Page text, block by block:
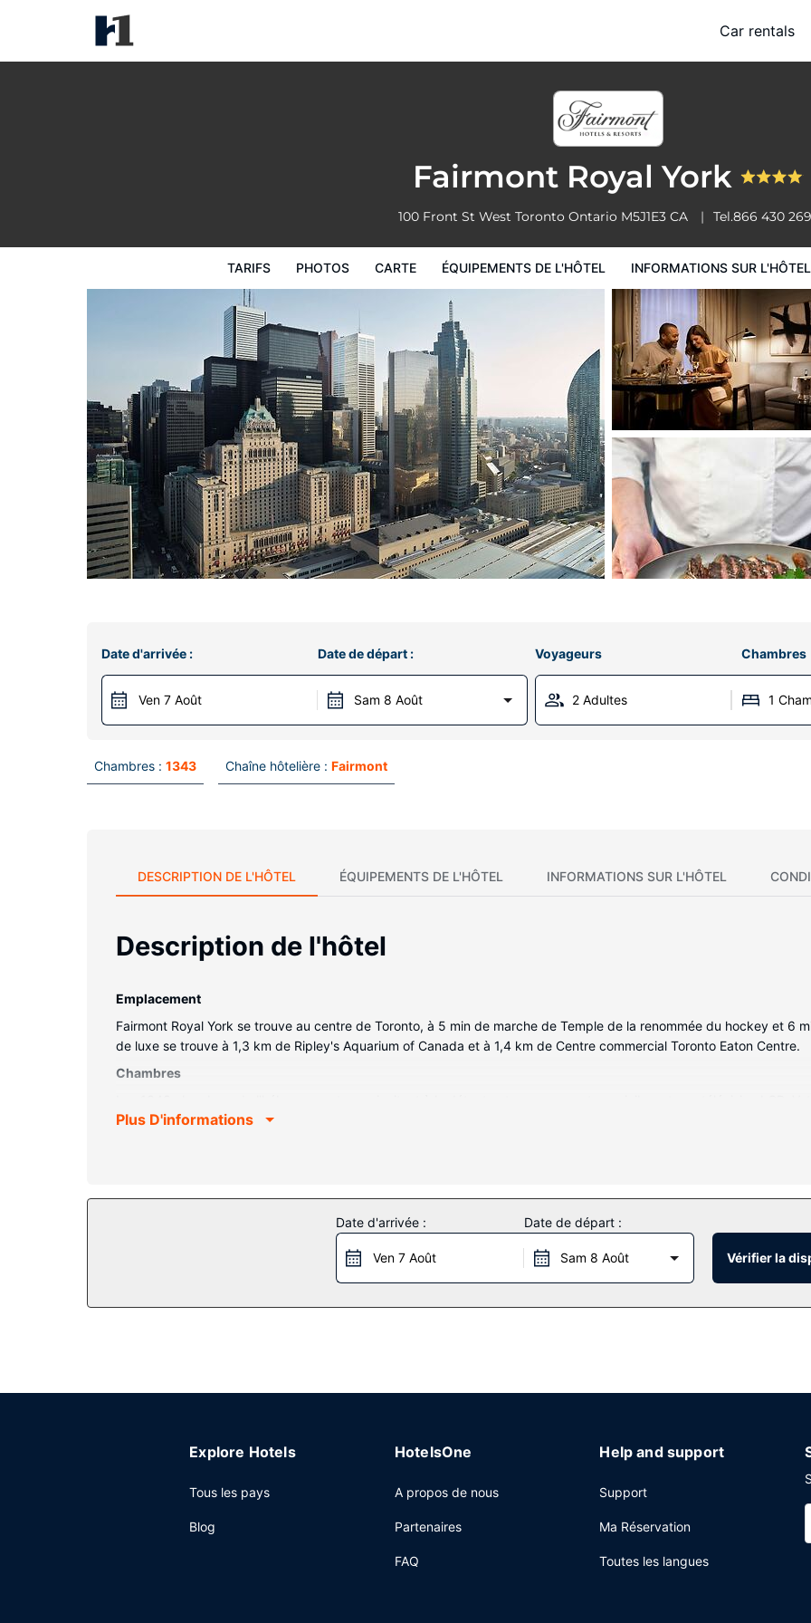
Car rentals
Fairmont Royal York
100 Front St West Toronto Ontario M5J1E3 CA Tel.866 430
TARIFS PHOTOS CARTE ÉQUIPEMENTS DE L'HÔTEL INFORMATIONS SUR L'HÔTEL
Conditions de l'hôtel
Date d'arrivée :
Ven 7 Août
Date de départ :
Sam 8 Août
Voyageurs Chambres
2 Adultes 1
Chambres : 1343 Chaîne hôtelière : Fairmont
DESCRIPTION DE L'HÔTEL ÉQUIPEMENTS DE L'HÔTEL INFORMATIONS SUR L'HÔTEL
Description de l'hôtel
Emplacement
Fairmont Royal York se trouve au centre de Toronto, à 5 min de marche de Temple de la renommée du hockey et 6
de luxe se trouve à 1,3 km de Ripley's Aquarium of Canada et à 1,4 km de Centre commercial Toronto Eaton Centre.
Chambres
préparé avec de la literie de qualité supérieure. Des chaînes numériques et une console de jeux vidéo sont à
Vous apprécierez sans aucun doute les nombreuses infrastructures de loisirs de l'hébergement qui incluent
couverte et un sauna. Parmi les services et équipements offerts par cet hôtel vous trouvez également l'accès Wi-Fi
conciergerie et une boutique de souvenirs/un kiosque à journaux.
Vous découvrirez de nombreuses spécialités Cuisine régionale proposée par REIGN Restaurant + Bar, l'un des 3
Autres services
express. Si vous devez organiser une réunion à Toronto, faites confiance à cet hôtel qui dispose d'espaces
un espace de conférence et 40 des salles de réunion.
Plus D'informations
Date d'arrivée :
Ven 7 Août
Date de départ :
Sam 8 Août Vérifier la
Explore Hotels
Tous les pays
Blog
HotelsOne
A propos de nous
Partenaires
FAQ
Help and support
Support
Ma Réservation
Toutes les langues